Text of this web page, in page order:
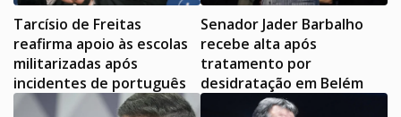
Tarcísio de Freitas
reafirma apoio às escolas
militarizadas após
incidentes de português
Senador Jader Barbalho
recebe alta após
tratamento por
desidratação em Belém